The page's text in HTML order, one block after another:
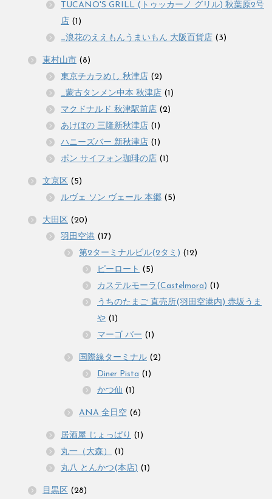
TUCANO'S GRILL (トゥッカーノ グリル) 秋葉原2号
店 (1)
_浪花のええもんうまいもん 大阪百貨店 (3)
東村山市 (8)
東京チカラめし 秋津店 (2)
_蒙古タンメン中本 秋津店 (1)
マクドナルド 秋津駅前店 (2)
あけぼの 三隆新秋津店 (1)
ハニーズバー 新秋津店 (1)
ボン サイフォン珈琲の店 (1)
文京区 (5)
ルヴェ ソン ヴェール 本郷 (5)
大田区 (20)
羽田空港 (17)
第2ターミナルビル(2タミ) (12)
ピーロート (5)
カステルモーラ(Castelmora) (1)
うちのたまご 直売所(羽田空港内) 赤坂うま
や (1)
マーゴ バー (1)
国際線ターミナル (2)
Diner Pista (1)
かつ仙 (1)
ANA 全日空 (6)
居酒屋 じょっぱり (1)
丸一（大森）
(1)
丸八 とんかつ(本店) (1)
目黒区 (28)